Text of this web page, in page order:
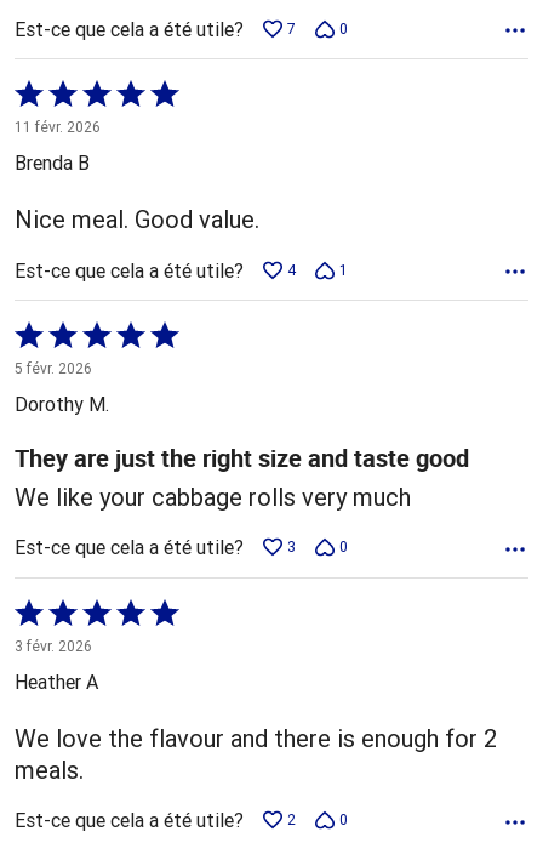
Est-ce que cela a été utile? 7 0
Coté
5 sur
5
11 févr. 2026
Brenda B
Nice meal. Good value.
Est-ce que cela a été utile? 4 1
Coté
5 sur
5
5 févr. 2026
Dorothy M.
They are just the right size and taste good
We like your cabbage rolls very much
Est-ce que cela a été utile? 3 0
Coté
5 sur
5
3 févr. 2026
Heather A
We love the flavour and there is enough for 2
meals.
Est-ce que cela a été utile? 2 0